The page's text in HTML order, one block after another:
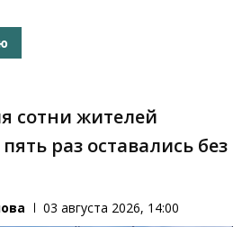
сотни жителей
раз оставались без
03 августа 2026, 14:00